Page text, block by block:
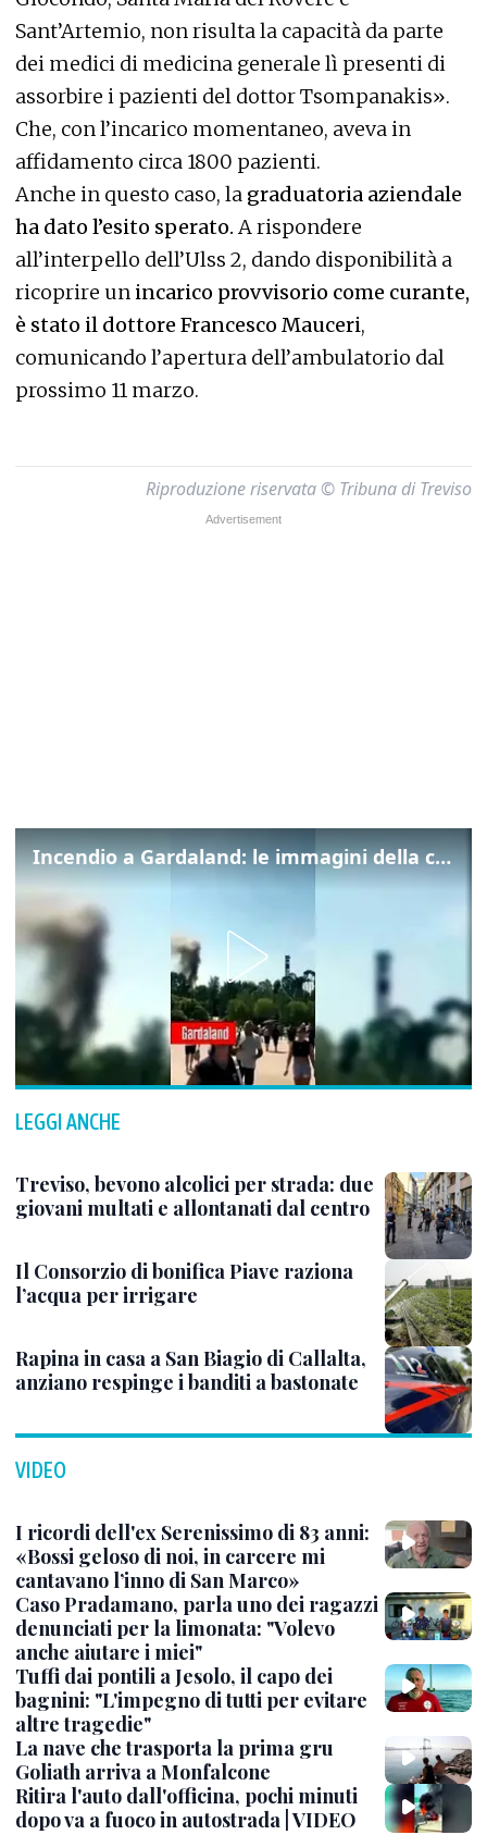
Sant’Artemio, non risulta la capacità da parte
dei medici di medicina generale lì presenti di
assorbire i pazienti del dottor Tsompanakis».
Che, con l’incarico momentaneo, aveva in
affidamento circa 1800 pazienti.
Anche in questo caso, la graduatoria aziendale
ha dato l’esito sperato. A rispondere
all’interpello dell’Ulss 2, dando disponibilità a
ricoprire un incarico provvisorio come curante,
è stato il dottore Francesco Mauceri,
comunicando l’apertura dell’ambulatorio dal
prossimo 11 marzo.
Riproduzione riservata © Tribuna di Treviso
Incendio a Gardaland: le immagini della colonna di fumo
LEGGI ANCHE
Treviso, bevono alcolici per strada: due
giovani multati e allontanati dal centro
Il Consorzio di bonifica Piave raziona
l’acqua per irrigare
Rapina in casa a San Biagio di Callalta,
anziano respinge i banditi a bastonate
VIDEO
I ricordi dell'ex Serenissimo di 83 anni:
«Bossi geloso di noi, in carcere mi
cantavano l’inno di San Marco»
Caso Pradamano, parla uno dei ragazzi
denunciati per la limonata: "Volevo
anche aiutare i miei"
Tuffi dai pontili a Jesolo, il capo dei
bagnini: "L'impegno di tutti per evitare
altre tragedie"
La nave che trasporta la prima gru
Goliath arriva a Monfalcone
Ritira l'auto dall'officina, pochi minuti
dopo va a fuoco in autostrada | VIDEO